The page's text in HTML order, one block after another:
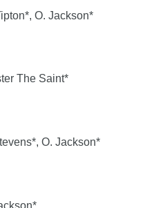
O. Jackson*
The Saint*
O. Jackson*